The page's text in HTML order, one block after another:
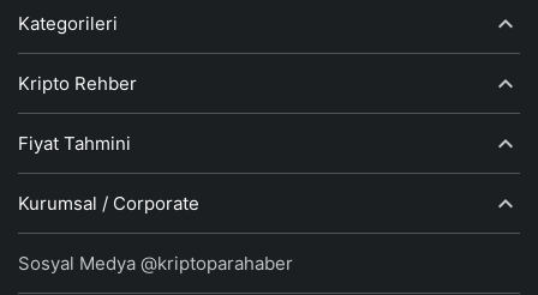
Kategorileri
Kripto Rehber
Fiyat Tahmini
Kurumsal / Corporate
Sosyal Medya @kriptoparahaber